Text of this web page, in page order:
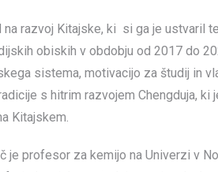
razvoj Kitajske, ki si ga je ustvaril
obiskih v obdobju od 2017 do
sistema, motivacijo za študij in
s hitrim razvojem Chengduja, ki
Kitajskem.
je profesor za kemijo na Univerzi v